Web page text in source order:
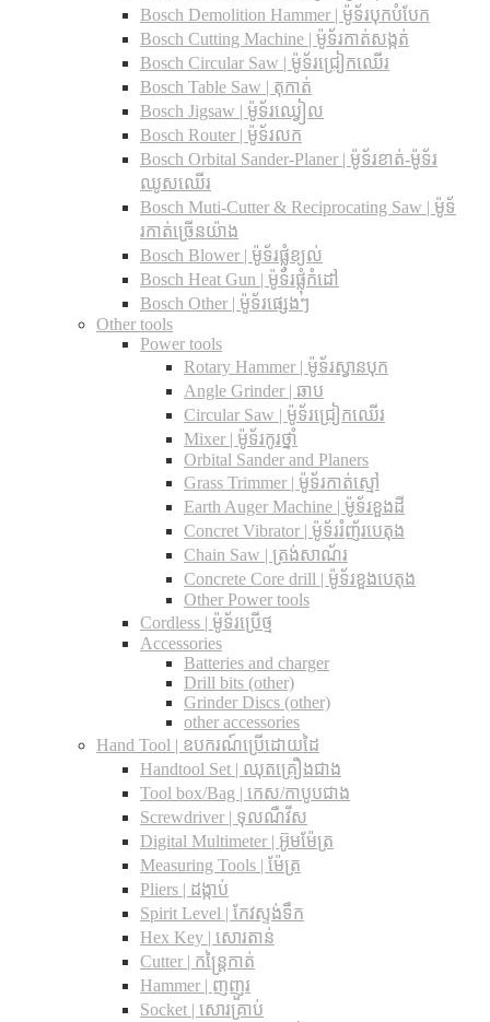
Bosch Demolition Hammer | ម៉ូទ័របុកបំបែក
Bosch Cutting Machine | ម៉ូទ័រកាត់សង្កត់
Bosch Circular Saw | ម៉ូទ័រជ្រៀកឈើរ
Bosch Table Saw | តុកាត់
Bosch Jigsaw | ម៉ូទ័រឈ្វៀល
Bosch Router | ម៉ូទ័រលក
Bosch Orbital Sander-Planer​ | ម៉ូទ័រខាត់-ម៉ូទ័រ
ឈូសឈើរ
Bosch Muti-Cutter & Reciprocating Saw​ | ម៉ូទ័
រកាត់ច្រើនយ៉ាង
Bosch Blower | ម៉ូទ័រផ្លុំខ្យល់
Bosch Heat Gun | ម៉ូទ័រផ្លុំកំដៅ
Bosch Other | ម៉ូទ័រផ្សេងៗ
Other tools
Power tools
Rotary Hammer | ម៉ូទ័រស្វានបុក
Angle Grinder | ឆាប
Circular Saw​ | ម៉ូទ័រជ្រៀកឈើរ
Mixer | ម៉ូទ័រកូរថ្នាំ
Orbital Sander and Planers
Grass Trimmer | ម៉ូទ័រកាត់ស្មៅ
Earth Auger Machine | ម៉ូទ័រខួងដី
Concret Vibrator | ម៉ូទ័ររំញ័របេតុង
Chain Saw | ត្រង់សាណ័រ
Concrete Core drill | ម៉ូទ័រខួងបេតុង
Other Power tools
Cordless​ | ម៉ូទ័រប្រើថ្ម
Accessories
Batteries and charger
Drill bits (other)
Grinder Discs (other)
other accessories
Hand Tool | ឧបករណ៍ប្រើដោយដៃ
Handtool Set | ឈុតគ្រឿងជាង
Tool box/Bag | កេស/កាបូបជាង
Screwdriver | ទុលណឺវីស
Digital Multimeter | អ៊ូមម៉ែត្រ
Measuring Tools | ម៉ែត្រ
Pliers | ដង្កាប់
Spirit Level | កែវស្ទង់ទឹក
Hex Key | សោរតាន់
Cutter | កន្រ្តៃកាត់
Hammer | ញញួរ
Socket | សោរគ្រាប់